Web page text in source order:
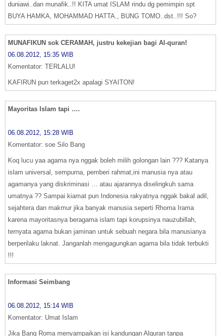
duniawi..dan munafik..!! KITA umat ISLAM rindu dg pemimpin spt
BUYA HAMKA, MOHAMMAD HATTA., BUNG TOMO..dst..!!! So?
MUNAFIKUN sok CERAMAH, justru kekejian bagi Al-quran!
06.08.2012, 15:35 WIB
Komentator: TERLALU!
KAFIRUN pun terkaget2x apalagi SYAITON!
Mayoritas Islam tapi ….
06.08.2012, 15:28 WIB
Komentator: soe Silo Bang
Koq lucu yaa agama nya nggak boleh milih golongan lain ??? Katanya
islam universal, sempurna, pemberi rahmat,ini manusia nya atau
agamanya yang diskriminasi … atau ajarannya diselingkuh sama
umatnya ?? Sampai kiamat pun Indonesia rakyatnya nggak bakal adil,
sejahtera dan makmur jika banyak manusia seperti Rhoma Irama
karena mayoritasnya beragama islam tapi korupsinya nauzubillah,
ternyata agama bukan jaminan untuk sebuah negara bila manusianya
berperilaku laknat. Janganlah mengagungkan agama bila tidak terbukti
!!!
Informasi Seimbang
06.08.2012, 15:14 WIB
Komentator: Umat Islam
Jika Bang Roma menyampaikan isi kandungan Alquran tanpa